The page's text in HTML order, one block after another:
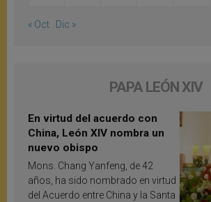
« Oct Dic »
PAPA LEÓN XIV
En virtud del acuerdo con
China, León XIV nombra un
nuevo obispo
Mons. Chang Yanfeng, de 42
años, ha sido nombrado en virtud
del Acuerdo entre China y la Santa